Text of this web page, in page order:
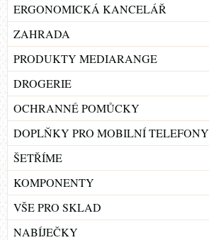
ERGONOMICKÁ KANCELÁŘ
ZAHRADA
PRODUKTY MEDIARANGE
DROGERIE
OCHRANNÉ POMŮCKY
DOPLŇKY PRO MOBILNÍ TELEFONY
ŠETŘÍME
KOMPONENTY
VŠE PRO SKLAD
NABÍJEČKY